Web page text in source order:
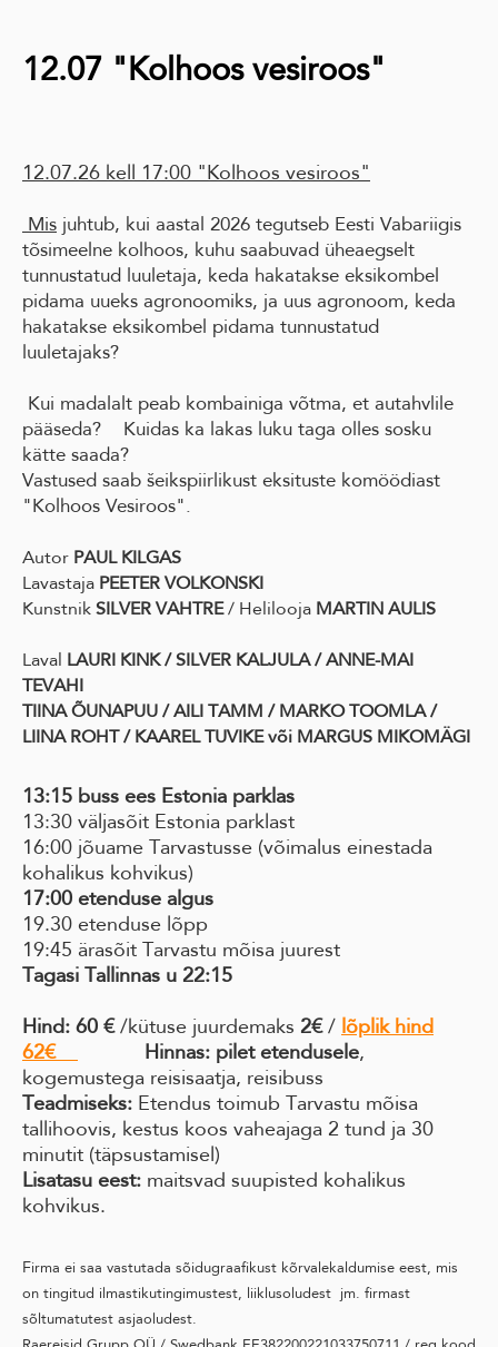
12.07 "Kolhoos vesiroos"
12.07.26 kell 17:00 "Kolhoos vesiroos"
Mis juhtub, kui aastal 2026 tegutseb Eesti Vabariigis
tõsimeelne kolhoos, kuhu saabuvad üheaegselt
tunnustatud luuletaja, keda hakatakse eksikombel
pidama uueks agronoomiks, ja uus agronoom, keda
hakatakse eksikombel pidama tunnustatud
luuletajaks?
Kui madalalt peab kombainiga võtma, et autahvlile
pääseda? Kuidas ka lakas luku taga olles sosku
kätte saada?
Vastused saab šeikspiirlikust eksituste komöödiast
"Kolhoos Vesiroos".
Autor PAUL KILGAS
Lavastaja PEETER VOLKONSKI
Kunstnik SILVER VAHTRE/ Helilooja MARTIN AULIS
Laval LAURI KINK / SILVER KALJULA / ANNE-MAI
TEVAHI
TIINA ÕUNAPUU / AILI TAMM / MARKO TOOMLA /
LIINA ROHT/ KAAREL TUVIKE või MARGUS MIKOMÄGI
13:15 buss ees Estonia parklas
13:30 väljasõit Estonia parklast
16:00 jõuame Tarvastusse (võimalus einestada
kohalikus kohvikus)
17:00 etenduse algus
19.30 etenduse lõpp
19:45 ärasõit Tarvastu mõisa juurest
Tagasi Tallinnas u 22:15
Hind: 60 €/kütuse juurdemaks 2€/ lõplik hind
62€
Hinnas: pilet etendusele,
kogemustega reisisaatja, reisibuss
Teadmiseks: Etendus toimub Tarvastu mõisa
tallihoovis, kestus koos vaheajaga 2 tund ja 30
minutit (täpsustamisel)
Lisatasu eest: maitsvad suupisted kohalikus
kohvikus.
Firma ei saa vastutada sõidugraafikust kõrvalekaldumise eest, mis
on tingitud ilmastikutingimustest, liiklusoludest jm. firmast
sõltumatutest asjaoludest.